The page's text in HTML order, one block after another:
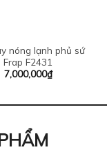
nóng lạnh phủ sứ
Frap F2431
7,000,000₫